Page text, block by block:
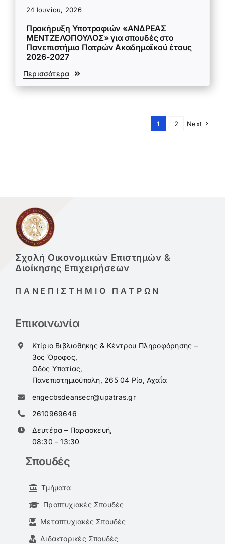
24 Ιουνίου, 2026
Προκήρυξη Υποτροφιών «ΑΝΔΡΕΑΣ
ΜΕΝΤΖΕΛΟΠΟΥΛΟΣ» για σπουδές στο
Πανεπιστήμιο Πατρών Ακαδημαϊκού έτους
2026-2027
Περισσότερα
1 2 Next
Σχολή Οικονομικών Επιστημών &
Διοίκησης Επιχειρήσεων
ΠΑΝΕΠΙΣΤΗΜΙΟ ΠΑΤΡΩΝ
Επικοινωνία
Κτίριο Βιβλιοθήκης & Κέντρου Πληροφόρησης –
3ος Όροφος,
Οδός Υπατίας,
Πανεπιστημιούπολη, 265 04 Ρίο, Αχαΐα
engecbsdeansecr@upatras.gr
2610969646
Δευτέρα – Παρασκευή,
08:30 – 13:30
Σπουδές
Τμήματα
Προπτυχιακές Σπουδές
Μεταπτυχιακές Σπουδές
Διδακτορικές Σπουδές